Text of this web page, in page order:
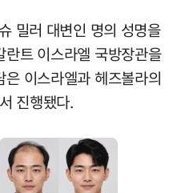
밀러 대변인 명의 성명을
트 이스라엘 국방장관을
이스라엘과 헤즈볼라의
진행됐다.